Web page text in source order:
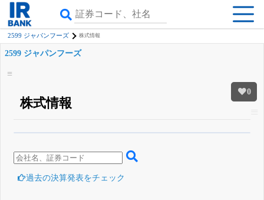
2599 ジャパンフーズ 株式情報
0
2599 ジャパンフーズ
株式情報
詳しく見られる無料でβ版をはじめる
登録すると永久30%OFFと米株版の先行利用も付きます
過去の決算発表をチェック